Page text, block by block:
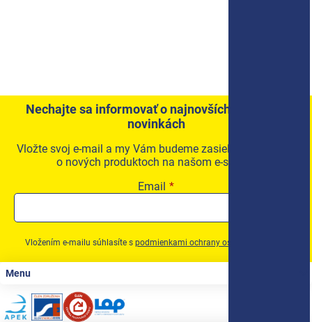
Nechajte sa informovať o najnovších akciách a
novinkách
Vložte svoj e-mail a my Vám budeme zasielať informácie
o nových produktoch na našom e-shope.
Email
Vložením e-mailu súhlasíte s podmienkami ochrany osobných údajov
Zápätie
Menu